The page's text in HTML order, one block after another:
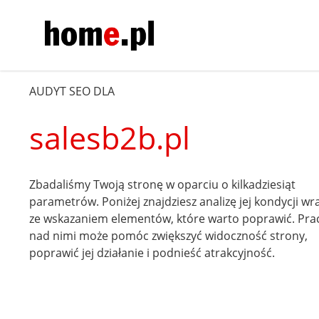
AUDYT SEO DLA
salesb2b.pl
Zbadaliśmy Twoją stronę w oparciu o kilkadziesiąt
parametrów. Poniżej znajdziesz analizę jej kondycji
ze wskazaniem elementów, które warto poprawić.
nad nimi może pomóc zwiększyć widoczność strony,
poprawić jej działanie i podnieść atrakcyjność.